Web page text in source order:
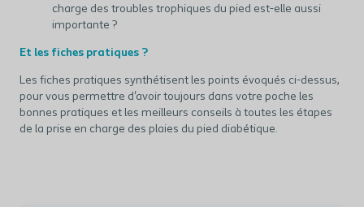
charge des troubles trophiques du pied est-elle aussi
importante ?
Et les fiches pratiques ?
Les fiches pratiques synthétisent les points évoqués ci-dessus,
pour vous permettre d'avoir toujours dans votre poche les
bonnes pratiques et les meilleurs conseils à toutes les étapes
de la prise en charge des plaies du pied diabétique.